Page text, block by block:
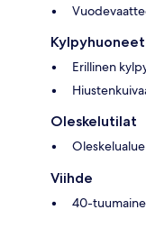
Kylpyhuoneet
Erillinen
Oleskelutilat
Oleskelualue
Viihde
40-